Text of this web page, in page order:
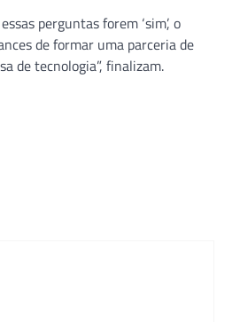
perguntas forem ‘sim’, o
de formar uma parceria de
de tecnologia”, finalizam.